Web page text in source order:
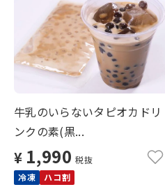
牛乳のいらないタピオカドリ
ンクの素(黒...
¥ 1,990 税抜
冷凍
ハコ割